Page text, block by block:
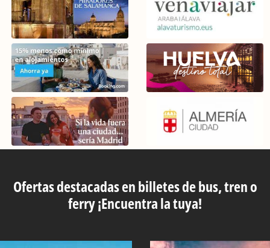
Ofertas destacadas en billetes de bus, tren o
ferry ¡Encuentra la tuya!